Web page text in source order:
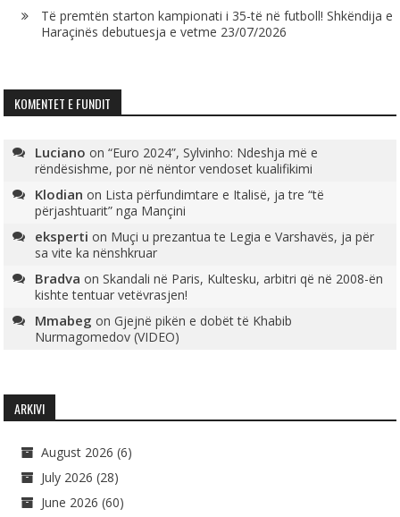
Të premtën starton kampionati i 35-të në futboll! Shkëndija e
Haraçinës debutuesja e vetme 23/07/2026
KOMENTET E FUNDIT
Luciano on“Euro 2024”, Sylvinho: Ndeshja më e
rëndësishme, por në nëntor vendoset kualifikimi
Klodian on Lista përfundimtare e Italisë, ja tre “të
përjashtuarit” nga Mançini
eksperti on Muçi u prezantua te Legia e Varshavës, ja për
sa vite ka nënshkruar
Bradva onSkandali në Paris, Kultesku, arbitri që në 2008-ën
kishte tentuar vetëvrasjen!
Mmabeg onGjejnë pikën e dobët të Khabib
Nurmagomedov (VIDEO)
ARKIVI
August 2026 (6)
July 2026 (28)
June 2026 (60)